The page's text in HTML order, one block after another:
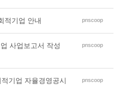
적기업 안내 pnscoop
사업보고서 작성
pnscoop
기업 자율경영공시
pnscoop